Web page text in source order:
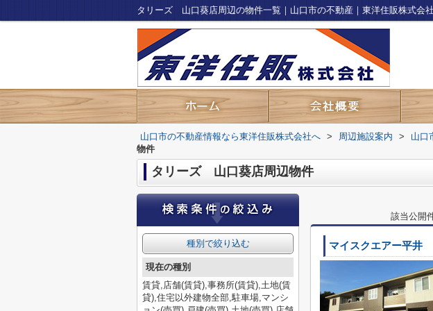
タリーズ 山口葵店周辺の物件一覧｜山口市の不動産｜東洋住販株式会社
山口市の不動産情報なら東洋住販株式会社へ > 周辺施設案内 > 山口
物件
タリーズ 山口葵店周辺物件
該当公開
マイスクエアー平井
種別で絞り込む
現在の種別
賃貸,店舗(賃貸),事務所(賃貸),土地(賃
貸),住宅以外建物全部,駐車場,マンシ